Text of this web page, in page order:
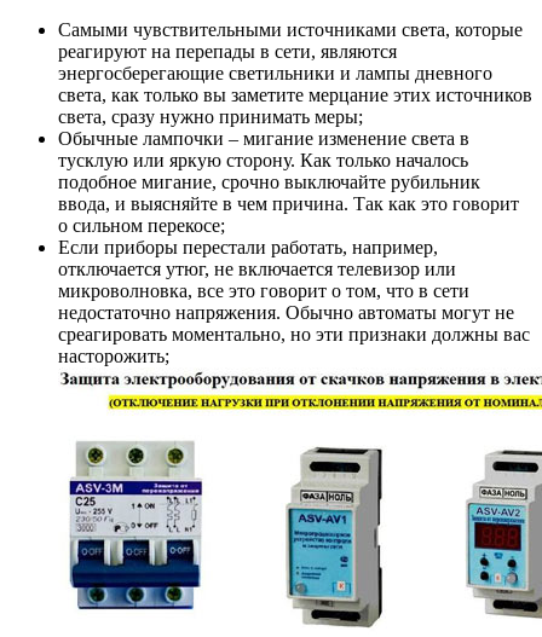
Самыми чувствительными источниками света, которые
реагируют на перепады в сети, являются
энергосберегающие светильники и лампы дневного
света, как только вы заметите мерцание этих источников
света, сразу нужно принимать меры;
Обычные лампочки – мигание изменение света в
тусклую или яркую сторону. Как только началось
подобное мигание, срочно выключайте рубильник
ввода, и выясняйте в чем причина. Так как это говорит
о сильном перекосе;
Если приборы перестали работать, например,
отключается утюг, не включается телевизор или
микроволновка, все это говорит о том, что в сети
недостаточно напряжения. Обычно автоматы могут не
среагировать моментально, но эти признаки должны вас
насторожить;